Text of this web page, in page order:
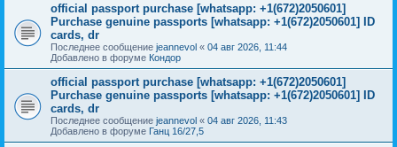
official passport purchase [whatsapp: +1(672)2050601]
Purchase genuine passports [whatsapp: +1(672)2050601] ID
cards, dr
Последнее сообщение jeannevol « 04 авг 2026, 11:44
Добавлено в форуме Кондор
official passport purchase [whatsapp: +1(672)2050601]
Purchase genuine passports [whatsapp: +1(672)2050601] ID
cards, dr
Последнее сообщение jeannevol « 04 авг 2026, 11:43
Добавлено в форуме Ганц 16/27,5